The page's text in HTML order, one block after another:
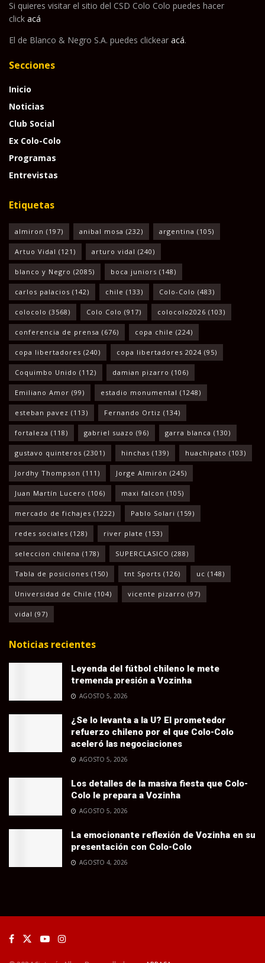
Si quieres visitar el sitio del CSD Colo Colo puedes hacer
click acá
El de Blanco & Negro S.A. puedes clickear acá.
Secciones
Inicio
Noticias
Club Social
Ex Colo-Colo
Programas
Entrevistas
Etiquetas
almiron (197) anibal mosa (232) argentina (105)
Artuo Vidal (121) arturo vidal (240)
blanco y Negro (2085) boca juniors (148)
carlos palacios (142) chile (133) Colo-Colo (483)
colocolo (3568) Colo Colo (917) colocolo2026 (103)
conferencia de prensa (676) copa chile (224)
copa libertadores (240) copa libertadores 2024 (95)
Coquimbo Unido (112) damian pizarro (106)
Emiliano Amor (99) estadio monumental (1248)
esteban pavez (113) Fernando Ortiz (134)
fortaleza (118) gabriel suazo (96) garra blanca (130)
gustavo quinteros (2301) hinchas (139) huachipato (103)
Jordhy Thompson (111) Jorge Almirón (245)
Juan Martín Lucero (106) maxi falcon (105)
mercado de fichajes (1222) Pablo Solari (159)
redes sociales (128) river plate (153)
seleccion chilena (178) SUPERCLASICO (288)
Tabla de posiciones (150) tnt Sports (126) uc (148)
Universidad de Chile (104) vicente pizarro (97)
vidal (97)
Noticias recientes
Leyenda del fútbol chileno le mete
tremenda presión a Vozinha
AGOSTO 5, 2026
¿Se lo levanta a la U? El prometedor
refuerzo chileno por el que Colo-Colo
aceleró las negociaciones
AGOSTO 5, 2026
Los detalles de la masiva fiesta que Colo-
Colo le prepara a Vozinha
AGOSTO 5, 2026
La emocionante reflexión de Vozinha en su
presentación con Colo-Colo
AGOSTO 4, 2026